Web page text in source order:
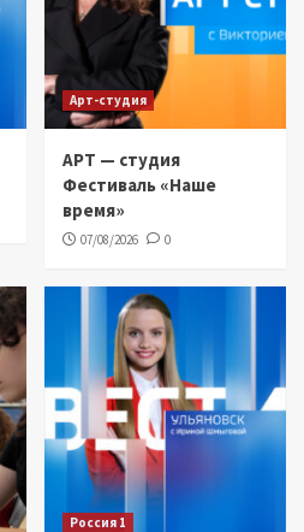
Арт-студия
АРТ — студия
Фестиваль «Наше
время»
07/08/2026 0
Россия 1